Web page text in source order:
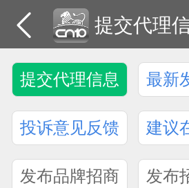
提交代理
提交代理信息 最新
投诉意见反馈 建议
发布品牌招商 发布